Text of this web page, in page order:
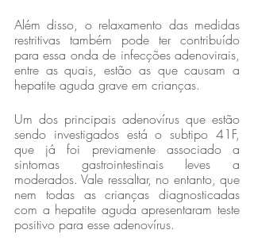
Além disso, o relaxamento das medidas
restritivas também pode ter contribuído
para essa onda de infecções adenovirais,
entre as quais, estão as que causam a
hepatite aguda grave em crianças.
Um dos principais adenovírus que estão
sendo investigados está o subtipo 41F,
que já foi previamente associado a
sintomas gastrointestinais leves a
moderados. Vale ressaltar, no entanto, que
nem todas as crianças diagnosticadas
com a hepatite aguda apresentaram teste
positivo para esse adenovírus.